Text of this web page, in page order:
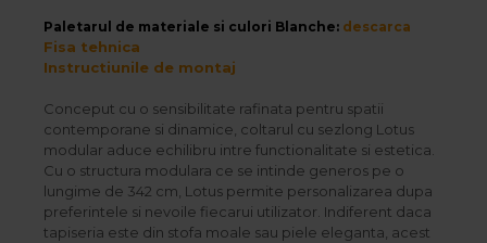
Olta
Canapele
Best Sleep
Saltele
Perne si Pilote
Paletarul de materiale si culori Blanche: descarca
Fisa tehnica
Instructiunile de montaj
Conceput cu o sensibilitate rafinata pentru spatii
contemporane si dinamice, coltarul cu sezlong Lotus
modular aduce echilibru intre functionalitate si estetica.
Cu o structura modulara ce se intinde generos pe o
lungime de 342 cm, Lotus permite personalizarea dupa
preferintele si nevoile fiecarui utilizator. Indiferent daca
tapiseria este din stofa moale sau piele eleganta, acest